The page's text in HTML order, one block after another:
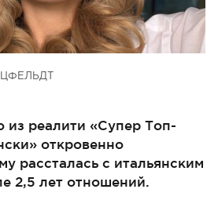
реалити «Супер Топ-
откровенно
рассталась с итальянским
2,5 лет отношений.